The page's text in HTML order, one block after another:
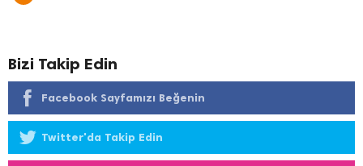
Bizi Takip Edin
Facebook Sayfamızı Beğenin
Twitter'da Takip Edin